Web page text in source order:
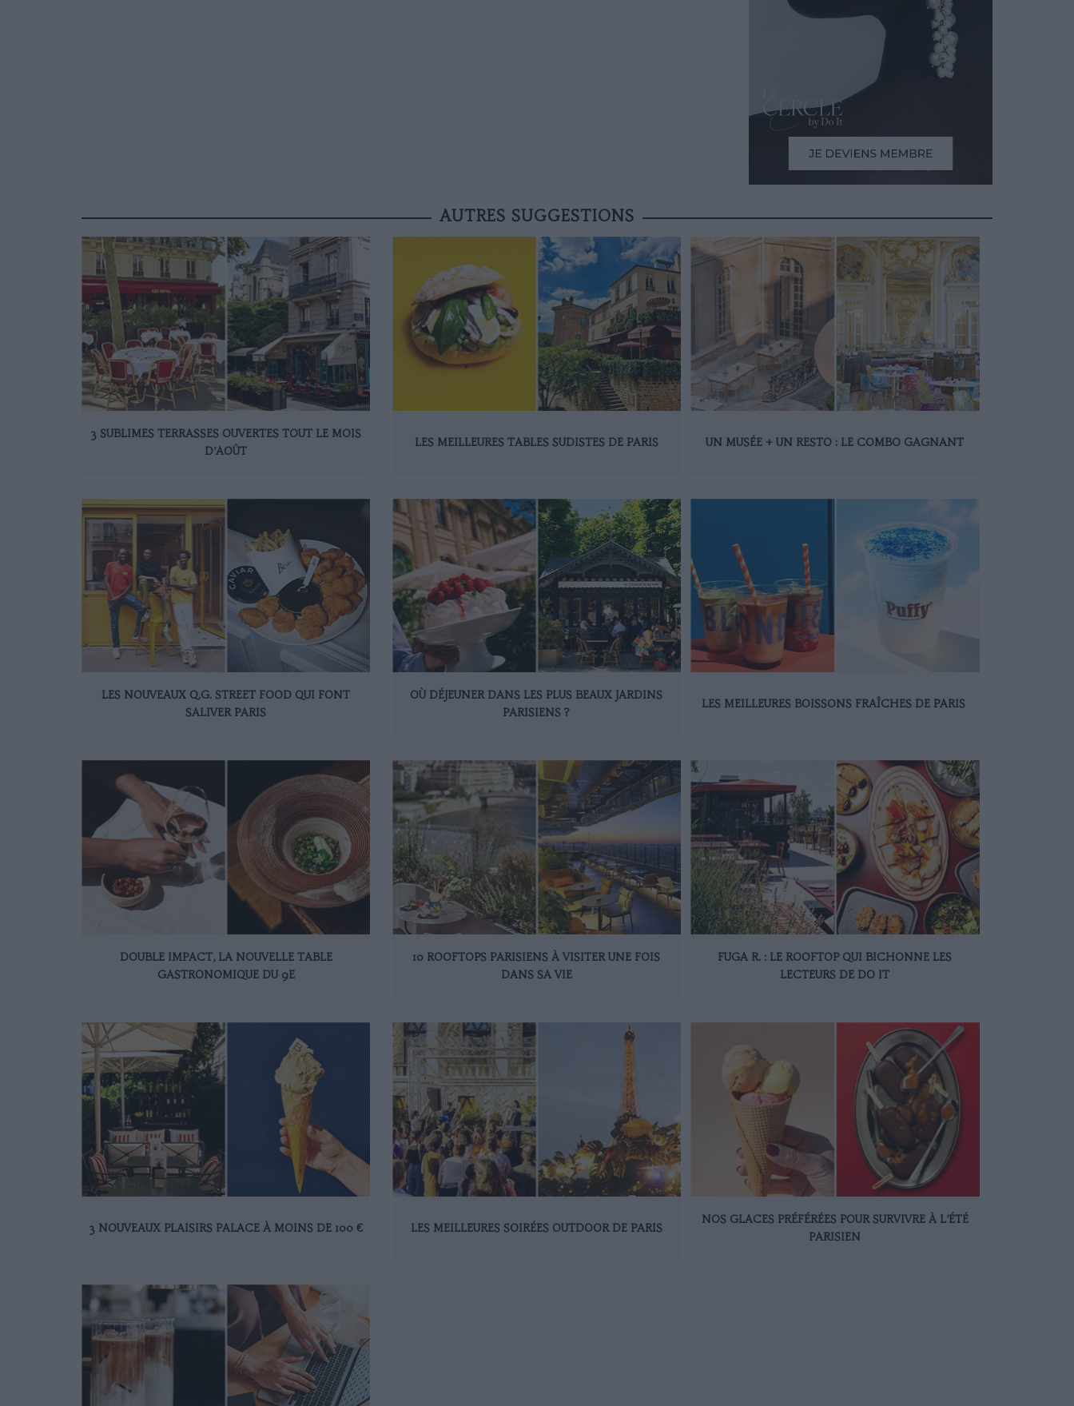
AUTRES SUGGESTIONS
3 SUBLIMES TERRASSES OUVERTES TOUT LE MOIS
D’AOÛT
LES MEILLEURES TABLES SUDISTES DE PARIS UN MUSÉE + UN RESTO : LE COMBO GAGNANT
LES NOUVEAUX Q.G. STREET FOOD QUI FONT
SALIVER PARIS
OÙ DÉJEUNER DANS LES PLUS BEAUX JARDINS
PARISIENS ?
LES MEILLEURES BOISSONS FRAÎCHES DE PARIS
DOUBLE IMPACT, LA NOUVELLE TABLE
GASTRONOMIQUE DU 9E
10 ROOFTOPS PARISIENS À VISITER UNE FOIS
DANS SA VIE
FUGA R. : LE ROOFTOP QUI BICHONNE LES
LECTEURS DE DO IT
3 NOUVEAUX PLAISIRS PALACE À MOINS DE 100 € LES MEILLEURES SOIRÉES OUTDOOR DE PARIS
NOS GLACES PRÉFÉRÉES POUR SURVIVRE À L’ÉTÉ
PARISIEN